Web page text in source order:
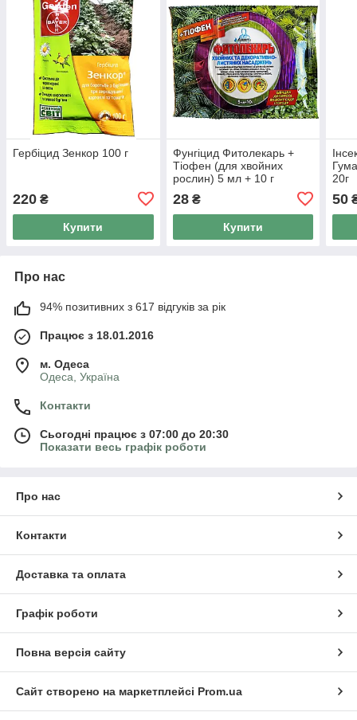
Гербіцид Зенкор 100 г
220 ₴
Купити
Фунгіцид Фитолекарь +
Тіофен (для хвойних
рослин) 5 мл + 10 г
28₴
Купити
20г
50
Про нас
94% позитивних з 617 відгуків за рік
Працює з 18.01.2016
м. Одеса
Одеса, Україна
Контакти
Сьогодні працює з 07:00 до 20:30
Показати весь графік роботи
Про нас
Контакти
Доставка та оплата
Графік роботи
Повна версія сайту
Сайт створено на маркетплейсі Prom.ua